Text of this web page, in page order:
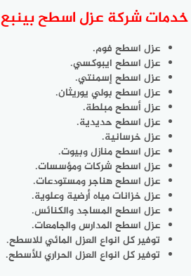
خدمات شركة عزل اسطح بينبع
عزل اسطح فوم.
عزل اسطح ايبوكسي.
عزل اسطح إسمنتي.
عزل اسطح بولي يوريثان.
عزل أسطح مبلطة.
عزل اسطح حديدية.
عزل خرسانية.
عزل اسطح منازل وبيوت.
عزل اسطح شركات ومؤسسات.
عزل اسطح هناجر ومستودعات.
عزل خزانات مياه أرضية وعلوية.
عزل اسطح المساجد والكنائس.
عزل اسطح المدارس والجامعات.
توفير كل انواع العزل المائي للاسطح.
توفير كل انواع العزل الحراري للأسطح.